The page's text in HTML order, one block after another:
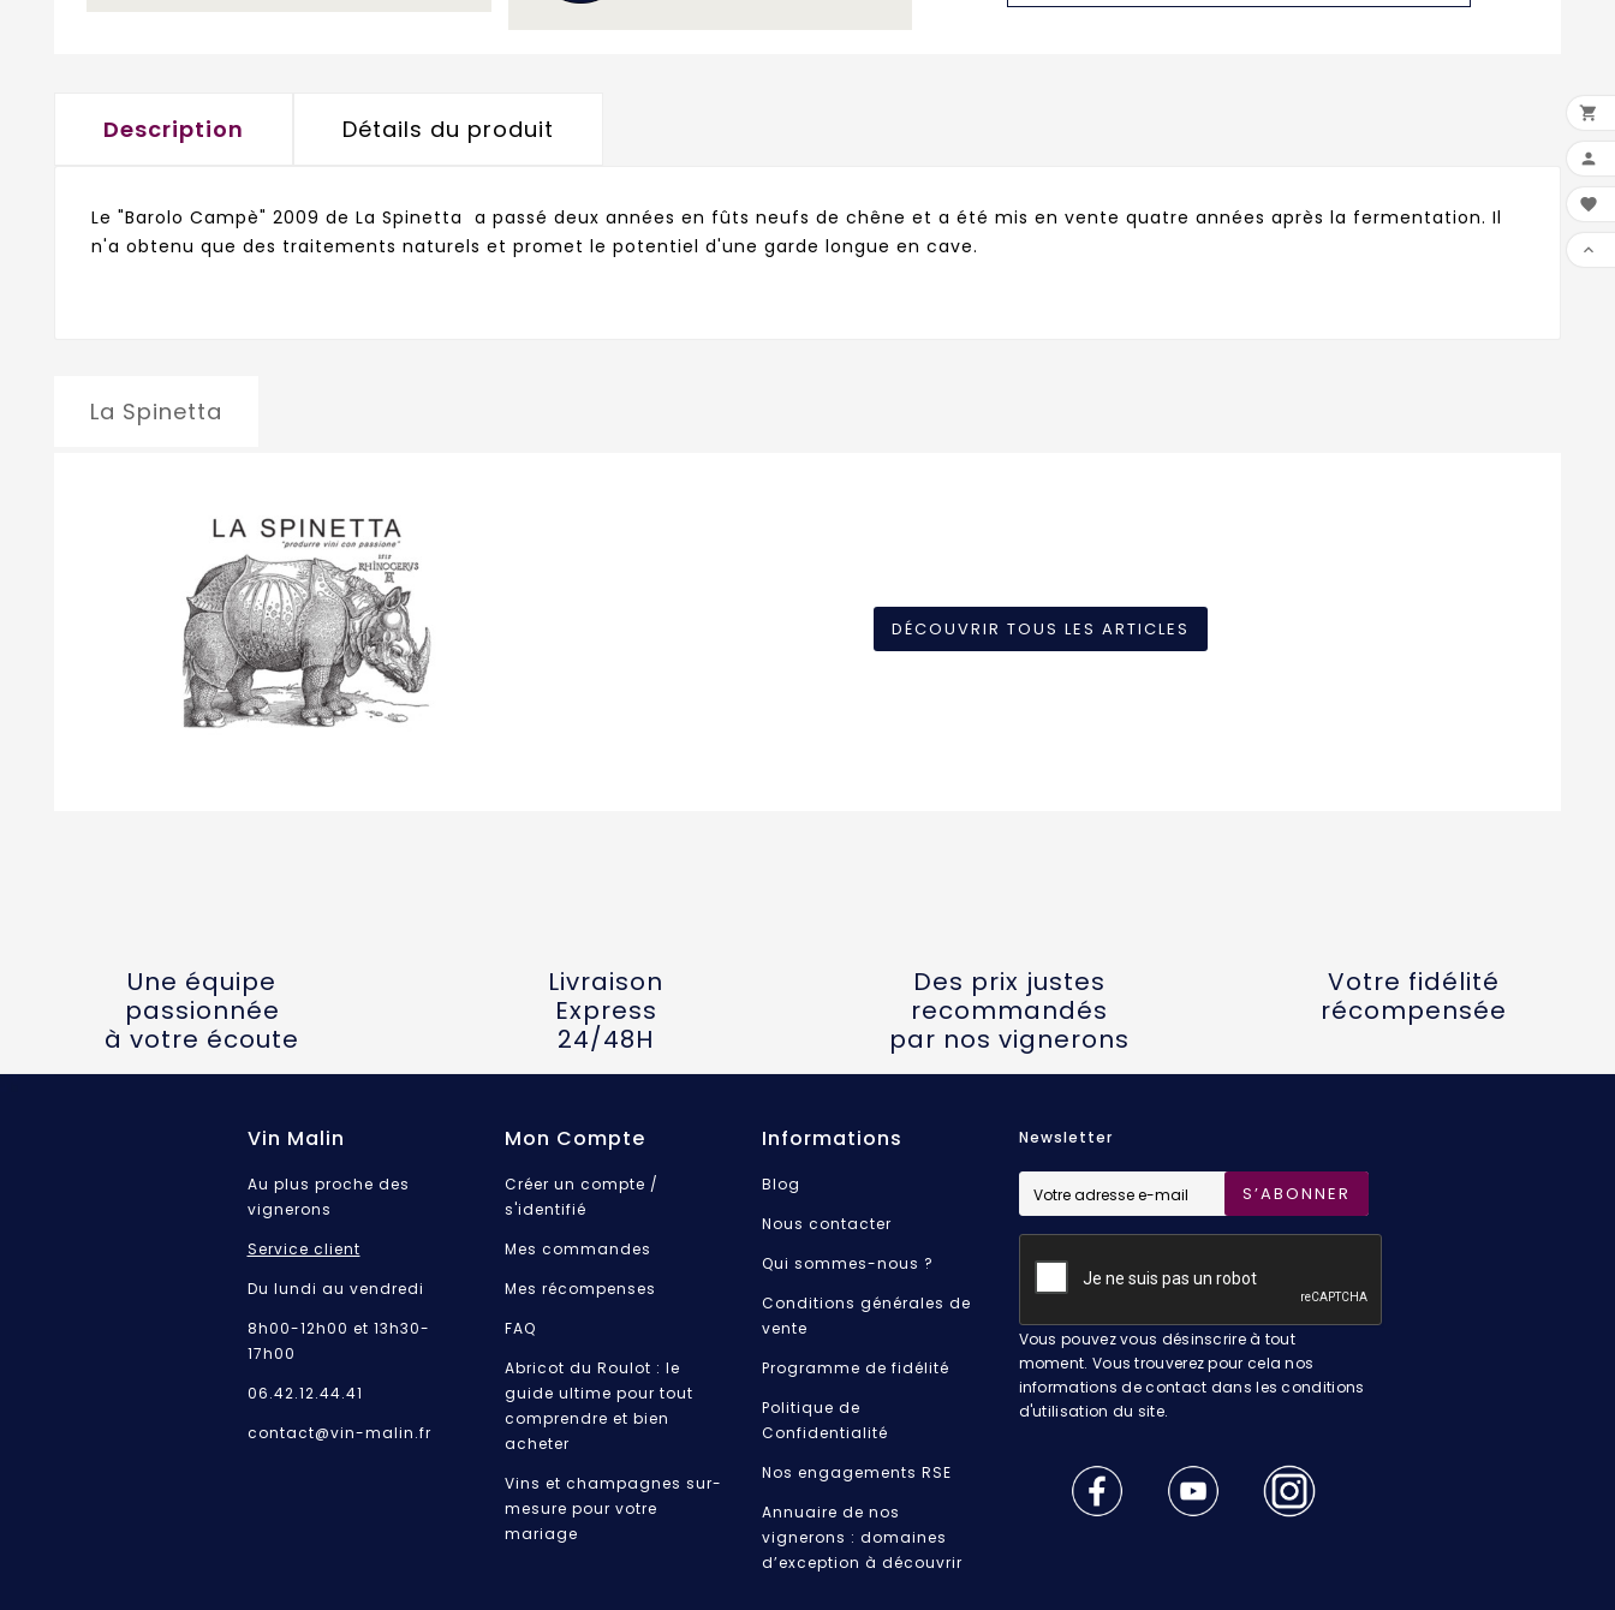
Description Détails du produit
Le "Barolo Campè" 2009 de La Spinetta a passé deux années en fûts neufs de chêne et a été mis en vente quatre années après la fermentation. Il
n'a obtenu que des traitements naturels et promet le potentiel d'une garde longue en cave.
La Spinetta
DÉCOUVRIR TOUS LES ARTICLES
Une équipe
passionnée
à votre écoute
Livraison
Express
24/48H
Des prix justes
recommandés
par nos vignerons
Votre fidélité
récompensée
Vin Malin
Au plus proche des
vignerons
Service client
Du lundi au vendredi
8h00-12h00 et 13h30-
17h00
06.42.12.44.41
contact@vin-malin.fr
Mon Compte
Créer un compte /
s'identifié
Mes commandes
Mes récompenses
FAQ
Abricot du Roulot : le
guide ultime pour tout
comprendre et bien
acheter
Vins et champagnes sur-
mesure pour votre
mariage
Informations
Blog
Nous contacter
Qui sommes-nous ?
Conditions générales de
vente
Programme de fidélité
Politique de
Confidentialité
Nos engagements RSE
Annuaire de nos
vignerons : domaines
d’exception à découvrir
Newsletter
S’ABONNER
Vous pouvez vous désinscrire à tout
moment. Vous trouverez pour cela nos
informations de contact dans les conditions
d'utilisation du site.



